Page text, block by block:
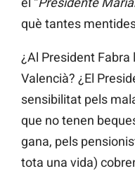
què tantes
¿Al President
Valencià? ¿El
sensibilitat pels
que no tenen
gana, pels
tota una vida)